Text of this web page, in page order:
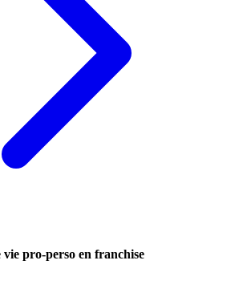
pro-perso en franchise